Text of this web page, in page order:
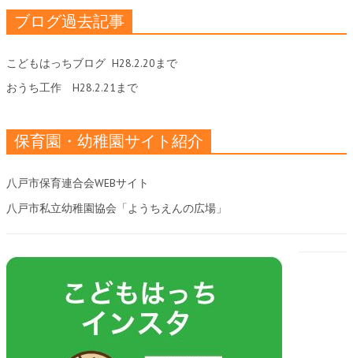
ブログ過去記事
こどもはっちブログ H28.2.20まで
おうち工作 H28.2.21まで
保育園・幼稚園サイト紹介
八戸市保育連合会WEBサイト
八戸市私立幼稚園協会「ようちえんの広場」